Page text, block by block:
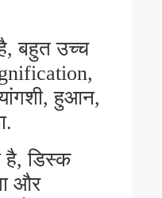
बहुत उच्च
हुआन,
है, डिस्क
और